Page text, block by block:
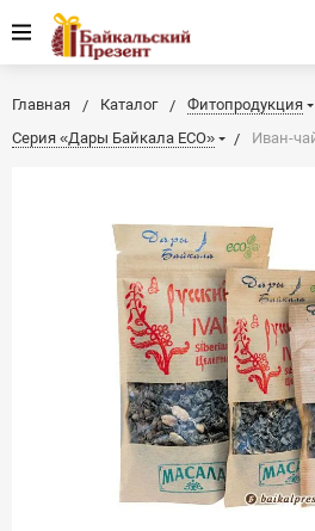
Главная Каталог Фитопродукция
Серия «Дары Байкала ECO»
Иван-